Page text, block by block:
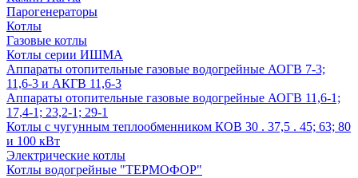
Парогенераторы
Котлы
Газовые котлы
Котлы серии ИШМА
Аппараты отопительные газовые водогрейные АОГВ 7-3;
11,6-3 и АКГВ 11,6-3
Аппараты отопительные газовые водогрейные АОГВ 11,6-1;
17,4-1; 23,2-1; 29-1
Котлы с чугунным теплообменником КОВ 30 . 37,5 . 45; 63; 80
и 100 кВт
Электрические котлы
Котлы водогрейные "ТЕРМОФОР"